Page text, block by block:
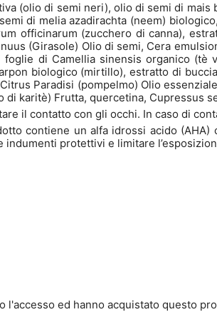
(olio di semi neri), olio di semi di
di melia azadirachta (neem)
officinarum (zucchero di canna),
(Girasole) Olio di semi, Cera
foglie di Camellia sinensis organico
biologico (mirtillo), estratto di
Paradisi (pompelmo) Olio
karitè) Frutta, quercetina, Cupressus
il contatto con gli occhi. In caso di
contiene un alfa idrossi acido
protettivi e limitare
l'accesso ed hanno acquistato questo